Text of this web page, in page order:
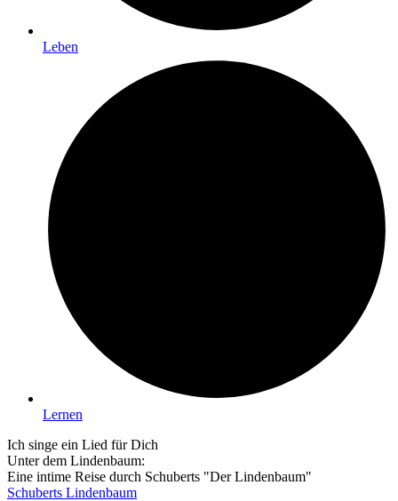
Leben
Lernen
Ich singe ein Lied für Dich
Unter dem Lindenbaum:
Eine intime Reise durch Schuberts "Der Lindenbaum"
Schuberts Lindenbaum